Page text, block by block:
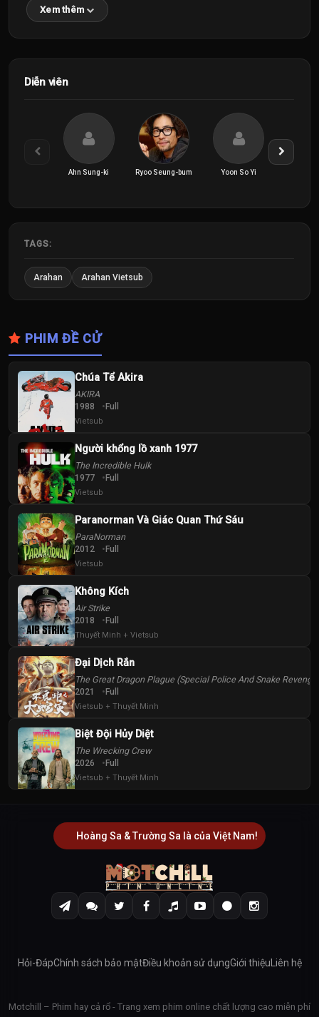
Xem thêm
Diễn viên
Ahn Sung-ki Ryoo Seung-bum Yoon So Yi
TAGS:
Arahan Arahan Vietsub
PHIM ĐỀ CỬ
Chúa Tể Akira
AKIRA
1988 Full
Vietsub
Người khổng lồ xanh 1977
The Incredible Hulk
1977 Full
Vietsub
Paranorman Và Giác Quan Thứ Sáu
ParaNorman
2012 Full
Vietsub
Không Kích
Air Strike
2018 Full
Thuyết Minh + Vietsub
Đại Dịch Rắn
The Great Dragon Plague (Special Police And Snake Revenge)
2021 Full
Vietsub + Thuyết Minh
Biệt Đội Hủy Diệt
The Wrecking Crew
2026 Full
Vietsub + Thuyết Minh
Hoàng Sa & Trường Sa là của Việt Nam!
Hỏi-ĐápChính sách bảo mậtĐiều khoản sử dụngGiới thiệu Liên hệ
Motchill – Phim hay cả rổ - Trang xem phim online chất lượng cao miễn phí